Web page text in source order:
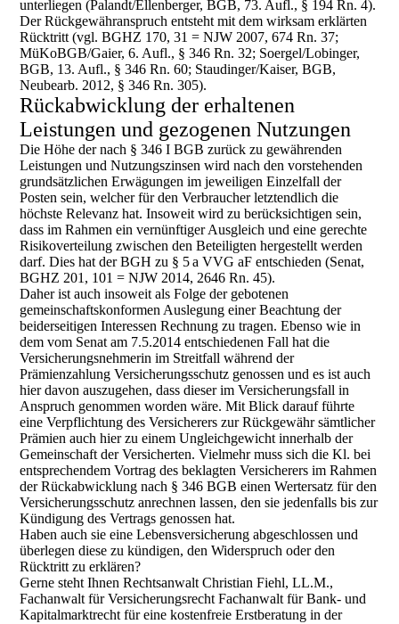
unterliegen (Palandt/Ellenberger, BGB, 73. Aufl., § 194 Rn. 4).
Der Rückgewähranspruch entsteht mit dem wirksam erklärten
Rücktritt (vgl. BGHZ 170, 31 = NJW 2007, 674 Rn. 37;
MüKoBGB/Gaier, 6. Aufl., § 346 Rn. 32; Soergel/Lobinger,
BGB, 13. Aufl., § 346 Rn. 60; Staudinger/Kaiser, BGB,
Neubearb. 2012, § 346 Rn. 305).
Rückabwicklung der erhaltenen
Leistungen und gezogenen Nutzungen
Die Höhe der nach § 346 I BGB zurück zu gewährenden
Leistungen und Nutzungszinsen wird nach den vorstehenden
grundsätzlichen Erwägungen im jeweiligen Einzelfall der
Posten sein, welcher für den Verbraucher letztendlich die
höchste Relevanz hat. Insoweit wird zu berücksichtigen sein,
dass im Rahmen ein vernünftiger Ausgleich und eine gerechte
Risikoverteilung zwischen den Beteiligten hergestellt werden
darf. Dies hat der BGH zu § 5 a VVG aF entschieden (Senat,
BGHZ 201, 101 = NJW 2014, 2646 Rn. 45).
Daher ist auch insoweit als Folge der gebotenen
gemeinschaftskonformen Auslegung einer Beachtung der
beiderseitigen Interessen Rechnung zu tragen. Ebenso wie in
dem vom Senat am 7.5.2014 entschiedenen Fall hat die
Versicherungsnehmerin im Streitfall während der
Prämienzahlung Versicherungsschutz genossen und es ist auch
hier davon auszugehen, dass dieser im Versicherungsfall in
Anspruch genommen worden wäre. Mit Blick darauf führte
eine Verpflichtung des Versicherers zur Rückgewähr sämtlicher
Prämien auch hier zu einem Ungleichgewicht innerhalb der
Gemeinschaft der Versicherten. Vielmehr muss sich die Kl. bei
entsprechendem Vortrag des beklagten Versicherers im Rahmen
der Rückabwicklung nach § 346 BGB einen Wertersatz für den
Versicherungsschutz anrechnen lassen, den sie jedenfalls bis zur
Kündigung des Vertrags genossen hat.
Haben auch sie eine Lebensversicherung abgeschlossen und
überlegen diese zu kündigen, den Widerspruch oder den
Rücktritt zu erklären?
Gerne steht Ihnen Rechtsanwalt Christian Fiehl, LL.M.,
Fachanwalt für Versicherungsrecht Fachanwalt für Bank- und
Kapitalmarktrecht für eine kostenfreie Erstberatung in der